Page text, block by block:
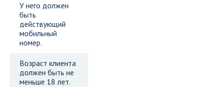
У него должен
быть
действующий
мобильный
номер.
Возраст клиента
должен быть не
меньше 18 лет.